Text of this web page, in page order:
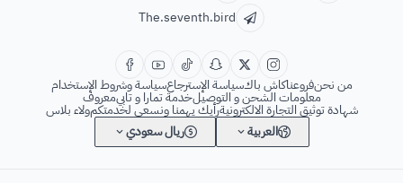
The.seventh.bird
من نحنفروعناكاش باكسياسة الإسترجاعسياسة وشروط الإستخدام
معلومات الشحن و التوصيلخدمة تمارا و تابيمعروف
شهادة توثيق التجارة الالكترونيةرأيك يهمنا ونسعى لخدمتكمولاء بلاس
العربية
ريال سعودي